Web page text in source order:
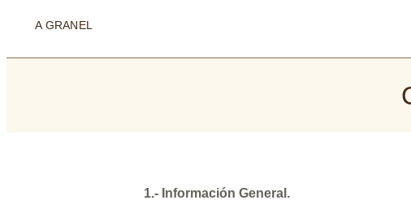
A GRANEL
1.- Información General.